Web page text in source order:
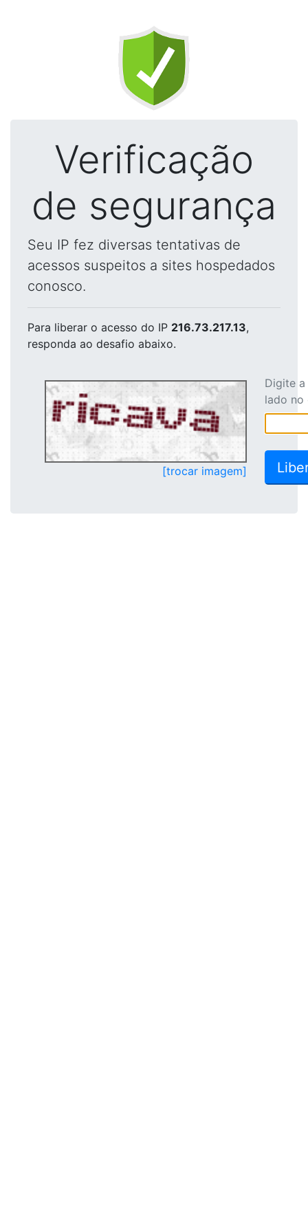
Verificação
de segurança
Seu IP fez diversas tentativas de
acessos suspeitos a sites hospedados
conosco.
Para liberar o acesso do IP 216.73.217.13,
responda ao desafio abaixo.
[trocar imagem]
Digite
lado no